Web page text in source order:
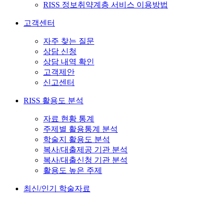
RISS 정보취약계층 서비스 이용방법
고객센터
자주 찾는 질문
상담 신청
상담 내역 확인
고객제안
신고센터
RISS 활용도 분석
자료 현황 통계
주제별 활용통계 분석
학술지 활용도 분석
복사/대출제공 기관 분석
복사/대출신청 기관 분석
활용도 높은 주제
최신/인기 학술자료